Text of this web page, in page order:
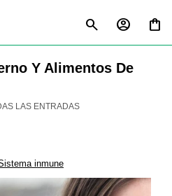
Y Alimentos De
LAS ENTRADAS
inmune